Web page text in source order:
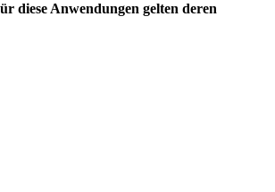
diese Anwendungen gelten deren